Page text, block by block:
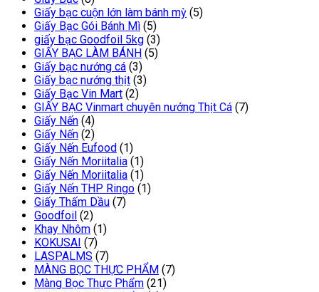
Giấy bạc cuộn lớn làm bánh mỳ (5)
Giấy Bạc Gói Bánh Mì (5)
giấy bạc Goodfoil 5kg (3)
GIẤY BẠC LÀM BÁNH (5)
Giấy bạc nướng cá (3)
Giấy bạc nướng thịt (3)
Giấy Bạc Vin Mart (2)
GIẤY BẠC Vinmart chuyên nướng Thịt Cá (7)
Giấy Nến (4)
Giấy Nến (2)
Giấy Nến Eufood (1)
Giấy Nến Moriitalia (1)
Giấy Nến Moriitalia (1)
Giấy Nến THP Ringo (1)
Giấy Thấm Dầu (7)
Goodfoil (2)
Khay Nhôm (1)
KOKUSAI (7)
LASPALMS (7)
MÀNG BỌC THỰC PHẨM (7)
Màng Bọc Thực Phẩm (21)